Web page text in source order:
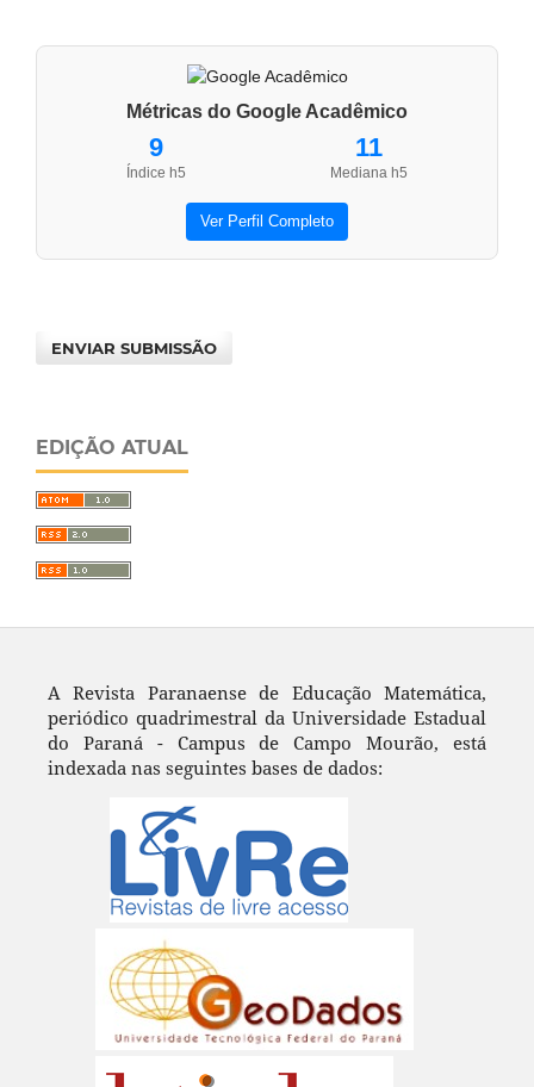
Métricas do Google Acadêmico
9
Índice h5
11
Mediana h5
Ver Perfil Completo
ENVIAR SUBMISSÃO
EDIÇÃO ATUAL
A Revista Paranaense de Educação Matemática,
periódico quadrimestral da Universidade Estadual
do Paraná - Campus de Campo Mourão, está
indexada nas seguintes bases de dados: